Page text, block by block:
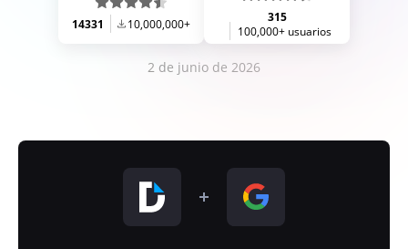
14331 10,000,000+
315
100,000+ usuarios
2 de junio de 2026